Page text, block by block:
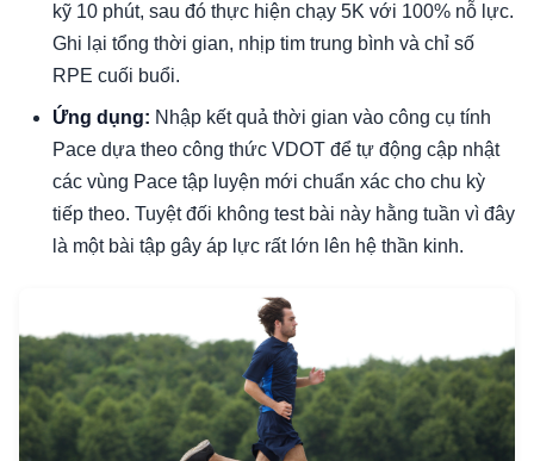
kỹ 10 phút, sau đó thực hiện chạy 5K với 100% nỗ lực.
Ghi lại tổng thời gian, nhịp tim trung bình và chỉ số
RPE cuối buổi.
Ứng dụng: Nhập kết quả thời gian vào công cụ tính
Pace dựa theo công thức VDOT để tự động cập nhật
các vùng Pace tập luyện mới chuẩn xác cho chu kỳ
tiếp theo. Tuyệt đối không test bài này hằng tuần vì đây
là một bài tập gây áp lực rất lớn lên hệ thần kinh.